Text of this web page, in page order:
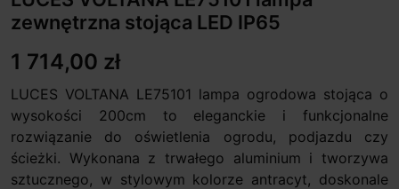
zewnętrzna stojąca LED IP65
1 714,00 zł
LUCES VOLTANA LE75101 lampa ogrodowa stojąca o
wysokości 200cm to eleganckie i funkcjonalne
rozwiązanie do oświetlenia ogrodu, podjazdu czy
ścieżki. Wykonana z trwałego aluminium i tworzywa
sztucznego, w stylowym kolorze antracyt, doskonale